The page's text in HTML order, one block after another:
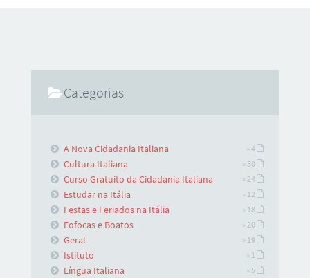
Categorias
A Nova Cidadania Italiana » 4
Cultura Italiana » 50
Curso Gratuito da Cidadania Italiana » 24
Estudar na Itália » 12
Festas e Feriados na Itália » 18
Fofocas e Boatos » 20
Geral » 19
Istituto » 1
Língua Italiana » 5